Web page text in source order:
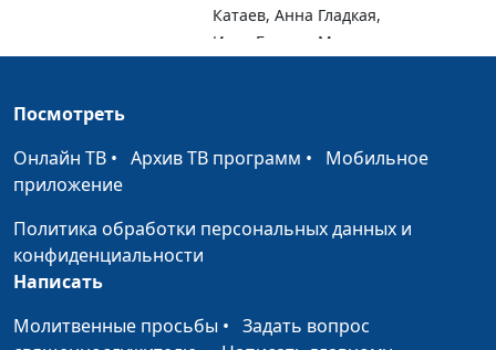
Катаев, Анна Гладкая,
Илья Брагов, Марианна
Шерстнев, Мария
Илья Брагов, Марианна
Ставки на спорт Андрей Якимов, Илья
Посмотреть
Онлайн ТВ • Архив ТВ программ • Мобильное
приложение
Политика обработки персональных данных и
конфиденциальности
Написать
Молитвенные просьбы • Задать вопрос